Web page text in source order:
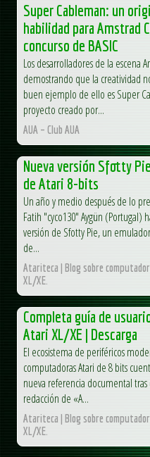
Super Cableman: un
habilidad para Amstrad
concurso de BASIC
Los desarrolladores de la escena
demostrando que la creatividad
buen ejemplo de ello es Super
proyecto creado por...
AUA – Club AUA
Nueva versión Sfotty
de Atari 8-bits
Un año y medio después de lo
Fatih "cyco130" Aygün (Portugal)
versión de Sfotty Pie, un
de...
Atariteca | Blog sobre
XL/XE.
Completa guía de
Atari XL/XE | Descarga
El ecosistema de periféricos
computadoras Atari de 8 bits
nueva referencia documental
redacción de «A...
Atariteca | Blog sobre
XL/XE.